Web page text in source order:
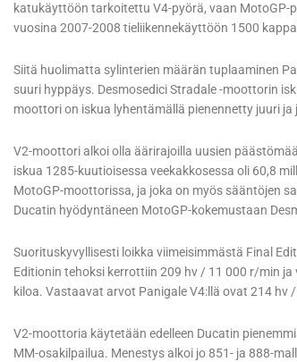
katukäyttöön tarkoitettu V4-pyörä, vaan MotoGP-
vuosina 2007-2008 tieliikennekäyttöön 1500
Siitä huolimatta sylinterien määrän tuplaaminen
suuri hyppäys. Desmosedici Stradale -moottorin
moottori on iskua lyhentämällä pienennetty juuri
V2-moottori alkoi olla äärirajoilla uusien
iskua 1285-kuutioisessa veekakkosessa oli 60,8
MotoGP-moottorissa, ja joka on myös sääntöjen
Ducatin hyödyntäneen MotoGP-kokemustaan
Suorituskyvyllisesti loikka viimeisimmästä Final
Editionin tehoksi kerrottiin 209 hv / 11 000 r/min
kiloa. Vastaavat arvot Panigale V4:llä ovat 214
V2-moottoria käytetään edelleen Ducatin
MM-osakilpailua. Menestys alkoi jo 851- ja 888-